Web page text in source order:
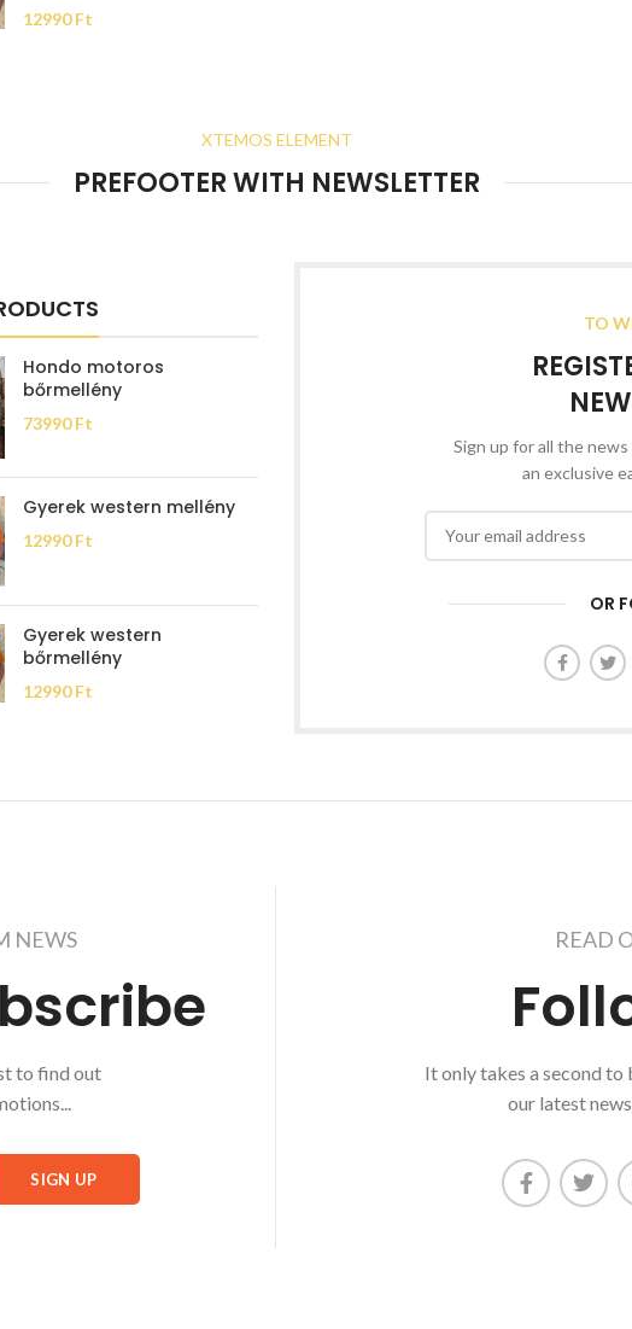
12990Ft
XTEMOS ELEMENT
PREFOOTER WITH NEWSLETTER
Hondo motoros
bőrmellény
73990Ft
Gyerek western mellény
12990Ft
Gyerek western
bőrmellény
12990Ft
TO
Sign up for all the
an exclusive
OR
NEWS
to find out
READ
It only takes a second
our latest